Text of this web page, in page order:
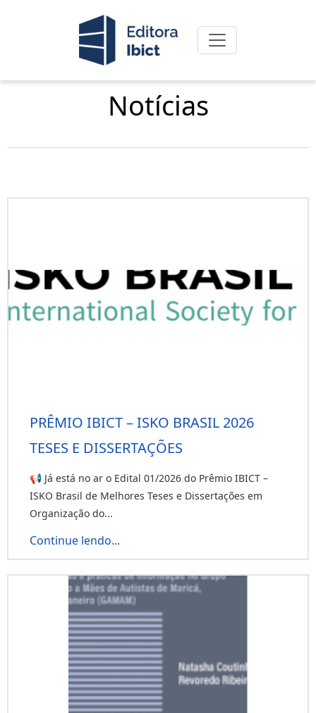
Notícias
PRÊMIO IBICT – ISKO BRASIL 2026
TESES E DISSERTAÇÕES
📢 Já está no ar o Edital 01/2026 do Prêmio IBICT –
ISKO Brasil de Melhores Teses e Dissertações em
Organização do...
Continue lendo...